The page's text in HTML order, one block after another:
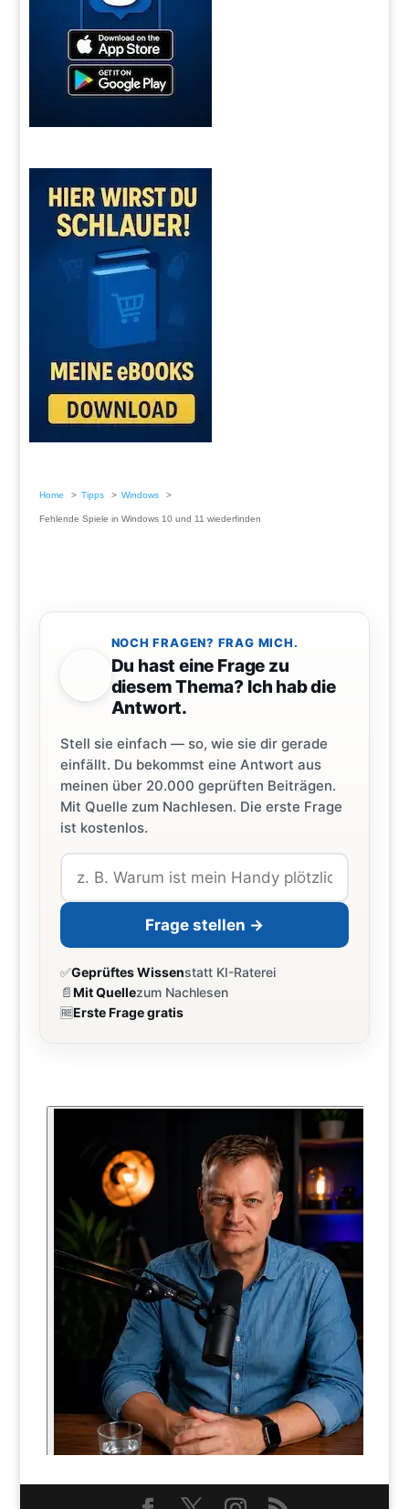
Home Tipps Windows
Fehlende Spiele in Windows 10 und 11 wiederfinden
NOCH FRAGEN? FRAG MICH.
Du hast eine Frage zu
diesem Thema? Ich hab die
Antwort.
Stell sie einfach — so, wie sie dir gerade
einfällt. Du bekommst eine Antwort aus
meinen über 20.000 geprüften Beiträgen.
Mit Quelle zum Nachlesen. Die erste Frage
ist kostenlos.
Frage stellen →
✅Geprüftes Wissenstatt KI-Raterei
📄Mit Quellezum Nachlesen
🆓Erste Frage gratis